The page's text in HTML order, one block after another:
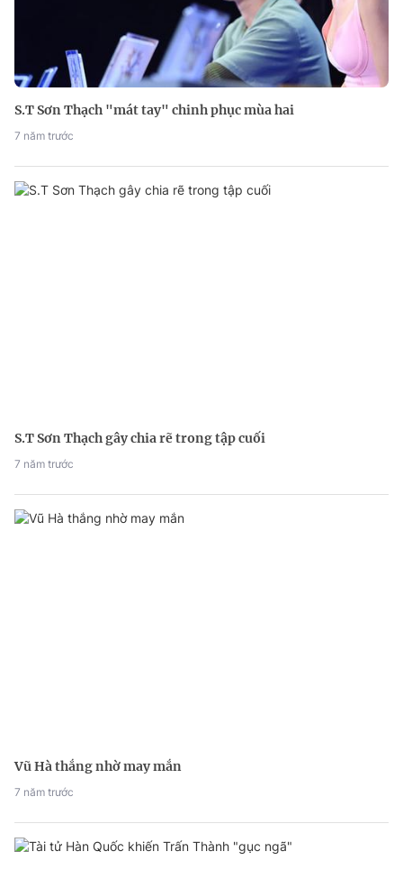
S.T Sơn Thạch "mát tay" chinh phục mùa hai
7 năm trước
S.T Sơn Thạch gây chia rẽ trong tập cuối
7 năm trước
Vũ Hà thắng nhờ may mắn
7 năm trước